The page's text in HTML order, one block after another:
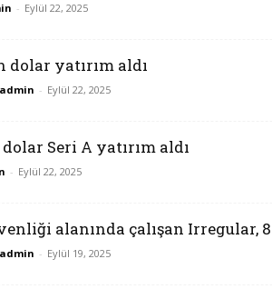
- Eylül 22, 2025
dolar yatırım aldı
admin - Eylül 22, 2025
Seri A yatırım aldı
- Eylül 22, 2025
alanında çalışan Irregular,
admin - Eylül 19, 2025